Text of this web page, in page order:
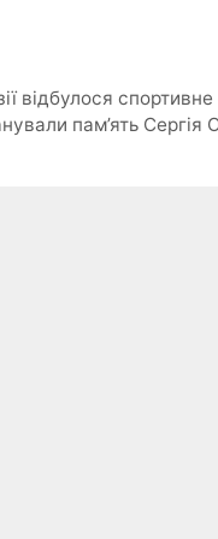
відбулося
пам’ять Сергія